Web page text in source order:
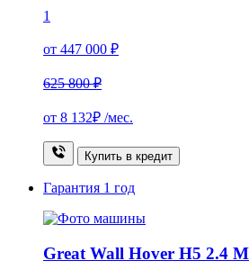
1
от 447 000 ₽
625 800 ₽
от 8 132₽ /мес.
Купить в кредит
Гарантия 1 год
Great Wall Hover H5 2.4